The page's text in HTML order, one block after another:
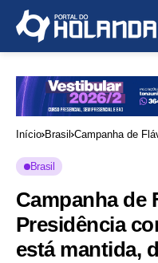
Início Brasil Campanha de
Brasil
Campanha de
Presidência
está mantida,